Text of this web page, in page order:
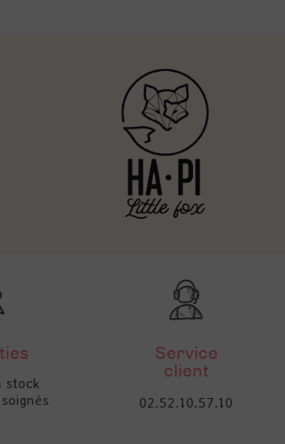
stock
Service
client
02.52.10.57.10